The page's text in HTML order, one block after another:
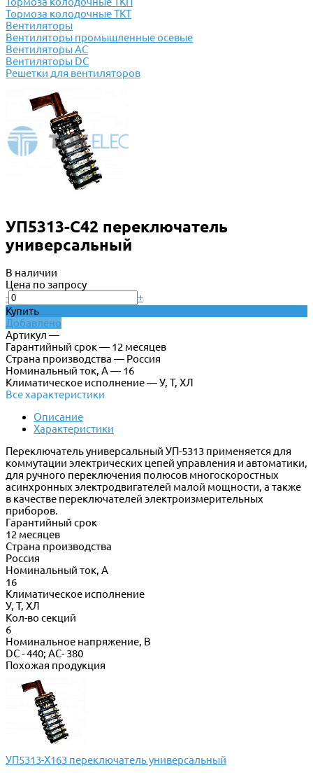
Тормоза колодочные ТКТ
Вентиляторы
Вентиляторы промышленные осевые
Вентиляторы АС
Вентиляторы DC
Решетки для вентиляторов
УП5313-С42 переключатель
универсальный
В наличии
Цена по запросу
-
+
Купить
Добавлено
Артикул —
Гарантийный срок — 12 месяцев
Страна производства — Россия
Номинальный ток, А — 16
Климатическое исполнение — У, Т, ХЛ
Все характеристики
Описание
Характеристики
Переключатель универсальный УП-5313 применяется для
коммутации электрических цепей управления и автоматики,
для ручного переключения полюсов многоскоростных
асинхронных электродвигателей малой мощности, а также
в качестве переключателей электроизмерительных
приборов.
Гарантийный срок
12 месяцев
Страна производства
Россия
Номинальный ток, А
16
Климатическое исполнение
У, Т, ХЛ
Кол-во секций
6
Номинальное напряжение, В
DC - 440; AC- 380
Похожая продукция
УП5313-Х163 переключатель универсальный